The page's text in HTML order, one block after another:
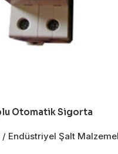
Otomatik Sigorta
Endüstriyel Şalt